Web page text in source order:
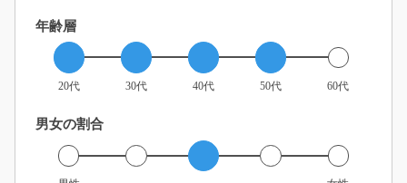
年齢層
20代 30代 40代 50代 60代
男女の割合